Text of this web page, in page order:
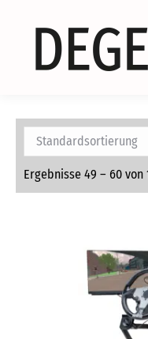
Ergebnisse 49 – 60 von